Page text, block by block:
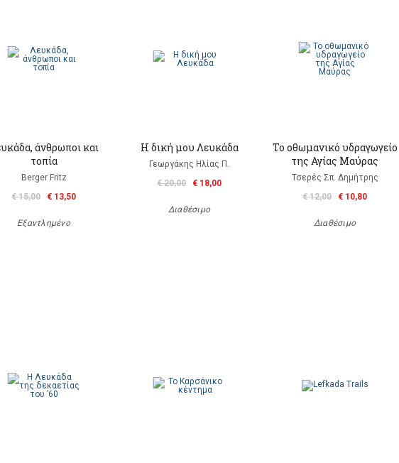
άνθρωποι και
τοπία
Berger Fritz
€ 15,00
€ 13,50
Εξαντλημένο
Η δική μου Λευκάδα
Γεωργάκης Ηλίας Π.
€ 20,00
€ 18,00
Διαθέσιμο
Το οθωμανικό υδραγωγείο
της Αγίας Μαύρας
Τσερές Σπ. Δημήτρης
€ 12,00
€ 10,80
Διαθέσιμο